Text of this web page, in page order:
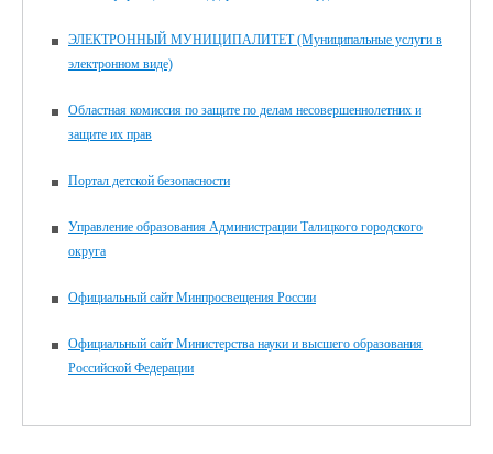
ЭЛЕКТРОННЫЙ МУНИЦИПАЛИТЕТ (Муниципальные услуги в
электронном виде)
Областная комиссия по защите по делам несовершеннолетних и
защите их прав
Портал детской безопасности
Управление образования Администрации Талицкого городского
округа
Официальный сайт Минпросвещения России
Официальный сайт Министерства науки и высшего образования
Российской Федерации